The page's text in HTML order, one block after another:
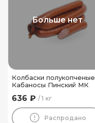
Больше нет
Колбаски полукопченые
Кабаносы Пинский МК
1 кг
636 ₽
Распродано